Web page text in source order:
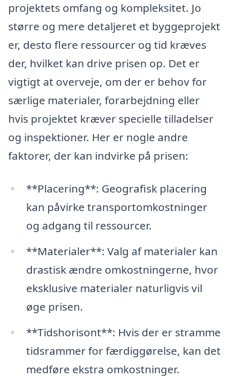
projektets omfang og kompleksitet. Jo
større og mere detaljeret et byggeprojekt
er, desto flere ressourcer og tid kræves
der, hvilket kan drive prisen op. Det er
vigtigt at overveje, om der er behov for
særlige materialer, forarbejdning eller
hvis projektet kræver specielle tilladelser
og inspektioner. Her er nogle andre
faktorer, der kan indvirke på prisen:
**Placering**: Geografisk placering
kan påvirke transportomkostninger
og adgang til ressourcer.
**Materialer**: Valg af materialer kan
drastisk ændre omkostningerne, hvor
eksklusive materialer naturligvis vil
øge prisen.
**Tidshorisont**: Hvis der er stramme
tidsrammer for færdiggørelse, kan det
medføre ekstra omkostninger.